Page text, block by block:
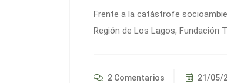
Frente a la catástrofe
Región de Los Lagos, Fundación
2 Comentarios 21/05/